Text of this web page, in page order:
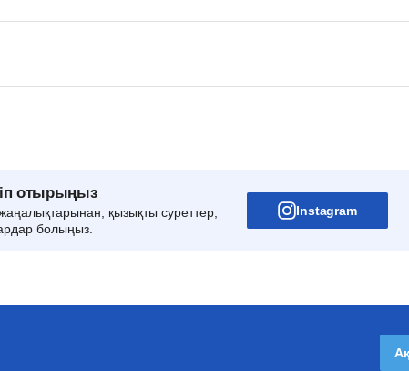
отырыңыз
қызықты суреттер,
болыңыз.
Instagram